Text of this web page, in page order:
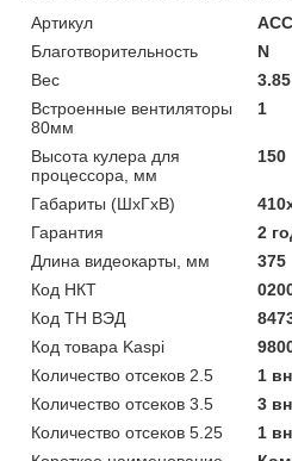
Артикул
Благотворительность
N
Вес
3.85
Встроенные вентиляторы
80мм
1
Высота кулера для
процессора, мм
150
Габариты (ШхГхВ)
Гарантия
2
Длина видеокарты, мм
375
Код НКТ
Код ТН ВЭД
Код товара Kaspi
Количество отсеков 2.5
1
Количество отсеков 3.5
3
Количество отсеков 5.25
1